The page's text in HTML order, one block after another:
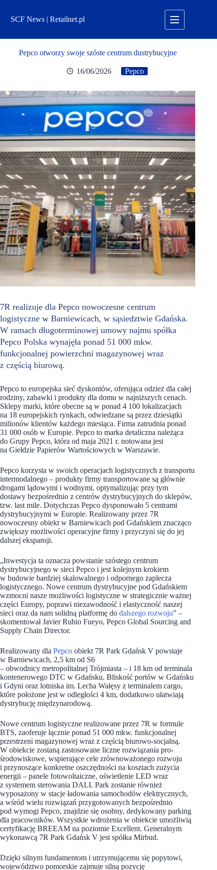
treściSCF News | Retailnet.pl
Pepco otworzy swoje szóste centrum dustrybucyjne
16/06/2026 Pepco
7R realizuje dla Pepco nowoczesne centrum
logistyczne w Barniewicach, w sąsiedztwie Gdańska.
W ramach długoterminowej umowy najmu spółka
Pepco Polska wynajęła ponad 51 000 mkw.
funkcjonalnej powierzchni magazynowej wraz
z częścią biurową.
Pepco to europejska sieć dyskontów, oferująca odzież dla całej
rodziny, zabawki i produkty dla domu w najniższych cenach.
Sklepy marki, które obecne są w ponad 4 100 lokalizacjach
na 18 europejskich rynkach, odwiedzane są przez dziesiątki
milionów klientów każdego miesiąca. Firma zatrudnia ponad
31 000 osób w Europie. Pepco to marka detaliczna należąca
do Grupy Pepco, która od maja 2021 r. notowana jest
na Giełdzie Papierów Wartościowych w Warszawie.
Pepco korzysta w swoich operacjach logistycznych z transportu
intermodalnego – produkty firmy transportowane są głównie
drogami lądowymi i wodnymi, optymalizując przy tym
dostawy bezpośrednio z centrów dystrybucyjnych do sklepów,
tzw. last mile. Dotychczas Pepco dysponowało 5 centrami
dystrybucyjnymi w Europie. Realizowany przez 7R
nowoczesny obiekt w Barniewicach pod Gdańskiem znacząco
zwiększy możliwości operacyjne firmy i przyczyni się do jej
dalszej ekspansji.
„Inwestycja ta oznacza powstanie szóstego centrum
dystrybucyjnego w sieci Pepco i jest kolejnym krokiem
w budowie bardziej skalowalnego i odpornego zaplecza
logistycznego. Nowe centrum dystrybucyjne pod Gdańskiem
wzmocni nasze możliwości logistyczne w strategicznie ważnej
części Europy, poprawi niezawodność i elastyczność naszej
sieci oraz da nam solidną platformę do dalszego rozwoju” –
skomentował Javier Rubio Fueyo, Pepco Global Sourcing and
Supply Chain Director.
Realizowany dla Pepco obiekt 7R Park Gdańsk V powstaje
w Barniewicach, 2,5 km od S6
– obwodnicy metropolitalnej Trójmiasta – i 18 km od terminala
kontenerowego DTC w Gdańsku. Bliskość portów w Gdańsku
i Gdyni oraz lotniska im. Lecha Wałęsy z terminalem cargo,
które położone jest w odległości 4 km, dodatkowo ułatwiają
dystrybucję międzynarodową.
Nowe centrum logistyczne realizowane przez 7R w formule
BTS, zaoferuje łącznie ponad 51 000 mkw. funkcjonalnej
przestrzeni magazynowej wraz z częścią biurowo-socjalną.
W obiekcie zostaną zastosowane liczne rozwiązania pro-
środowiskowe, wspierające cele zrównoważonego rozwoju
i przynoszące konkretne oszczędności na kosztach zużycia
energii – panele fotowoltaiczne, oświetlenie LED wraz
z systemem sterowania DALI. Park zostanie również
wyposażony w stacje ładowania samochodów elektrycznych,
a wśród wielu rozwiązań przygotowanych bezpośrednio
pod wymogi Pepco, znajdzie się osobny, dedykowany parking
dla pracowników. Wszystkie wdrożenia w obiekcie umożliwią
certyfikację BREEAM na poziomie Excellent. Generalnym
wykonawcą 7R Park Gdańsk V jest spółka Mirbud.
Dzięki silnym fundamentom i utrzymującemu się popytowi,
województwo pomorskie zajmuje silną pozycję